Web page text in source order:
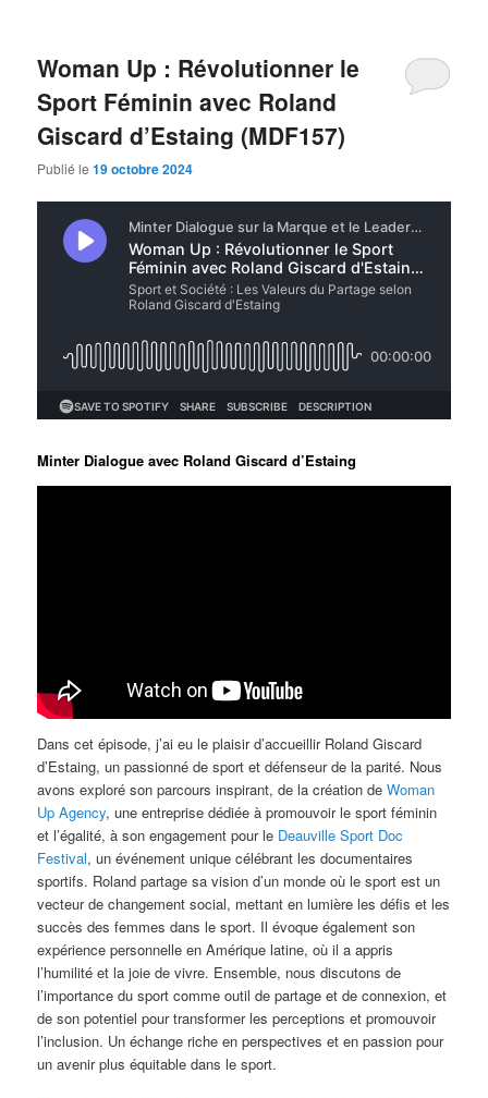
Woman Up : Révolutionner le
Sport Féminin avec Roland
Giscard d’Estaing (MDF157)
Publié le19 octobre 2024
Minter Dialogue avec Roland Giscard d’Estaing
Dans cet épisode, j’ai eu le plaisir d’accueillir Roland Giscard
d’Estaing, un passionné de sport et défenseur de la parité. Nous
avons exploré son parcours inspirant, de la création deWoman
Up Agency, une entreprise dédiée à promouvoir le sport féminin
et l’égalité, à son engagement pour le Deauville Sport Doc
Festival, un événement unique célébrant les documentaires
sportifs. Roland partage sa vision d’un monde où le sport est un
vecteur de changement social, mettant en lumière les défis et les
succès des femmes dans le sport. Il évoque également son
expérience personnelle en Amérique latine, où il a appris
l’humilité et la joie de vivre. Ensemble, nous discutons de
l’importance du sport comme outil de partage et de connexion, et
de son potentiel pour transformer les perceptions et promouvoir
l’inclusion. Un échange riche en perspectives et en passion pour
un avenir plus équitable dans le sport.